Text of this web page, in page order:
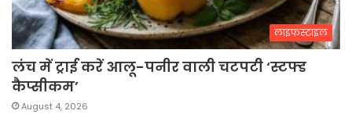
लाइफस्टाइल
लंच में ट्राई करें आलू-पनीर वाली चटपटी ‘स्टफ्ड
कैप्सीकम’
August 4, 2026